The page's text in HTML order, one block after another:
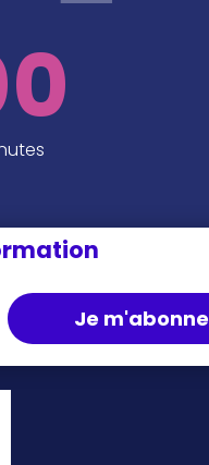
Je m'abonne